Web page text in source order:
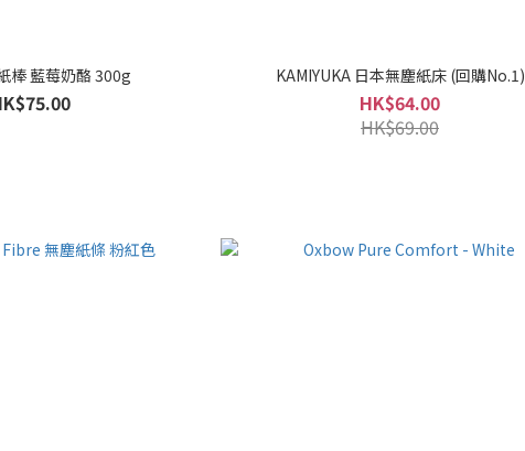
棒 藍莓奶酪 300g KAMIYUKA 日本無塵紙床 (回購No.1)
HK$64.00
HK$69.00